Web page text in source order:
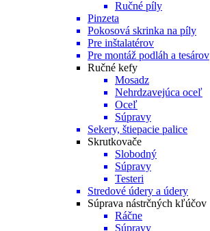
Ručné píly
Pinzeta
Pokosová skrinka na píly
Pre inštalatérov
Pre montáž podláh a tesárov
Ručné kefy
Mosadz
Nehrdzavejúca oceľ
Oceľ
Súpravy
Sekery, štiepacie palice
Skrutkovače
Slobodný
Súpravy
Testeri
Stredové údery a údery
Súprava nástrčných kľúčov
Ráčne
Súpravy